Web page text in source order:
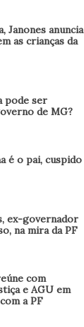
Janones anuncia
as crianças da
pode ser
de MG?
é o pai, cuspido
ex-governador
na mira da PF
com
e AGU em
a PF